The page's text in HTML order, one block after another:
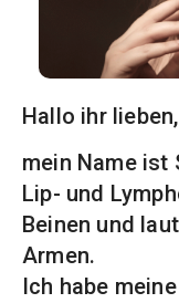
Hallo ihr lieben,
mein Name ist
Lip- und
Beinen und
Armen.
Ich habe